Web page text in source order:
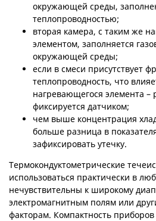
окружающей среды,
теплопроводностью;
вторая камера, с таким же
элементом, заполняется
окружающей среды;
если в смеси присутствует
теплопроводность, что
нагревающегося элемента –
фиксируется датчиком;
чем выше концентрация
больше разница в
зафиксировать утечку.
Термокондуктометрические
использоваться практически в
нечувствительны к широкому
электромагнитным полям или
факторам. Компактность приборов